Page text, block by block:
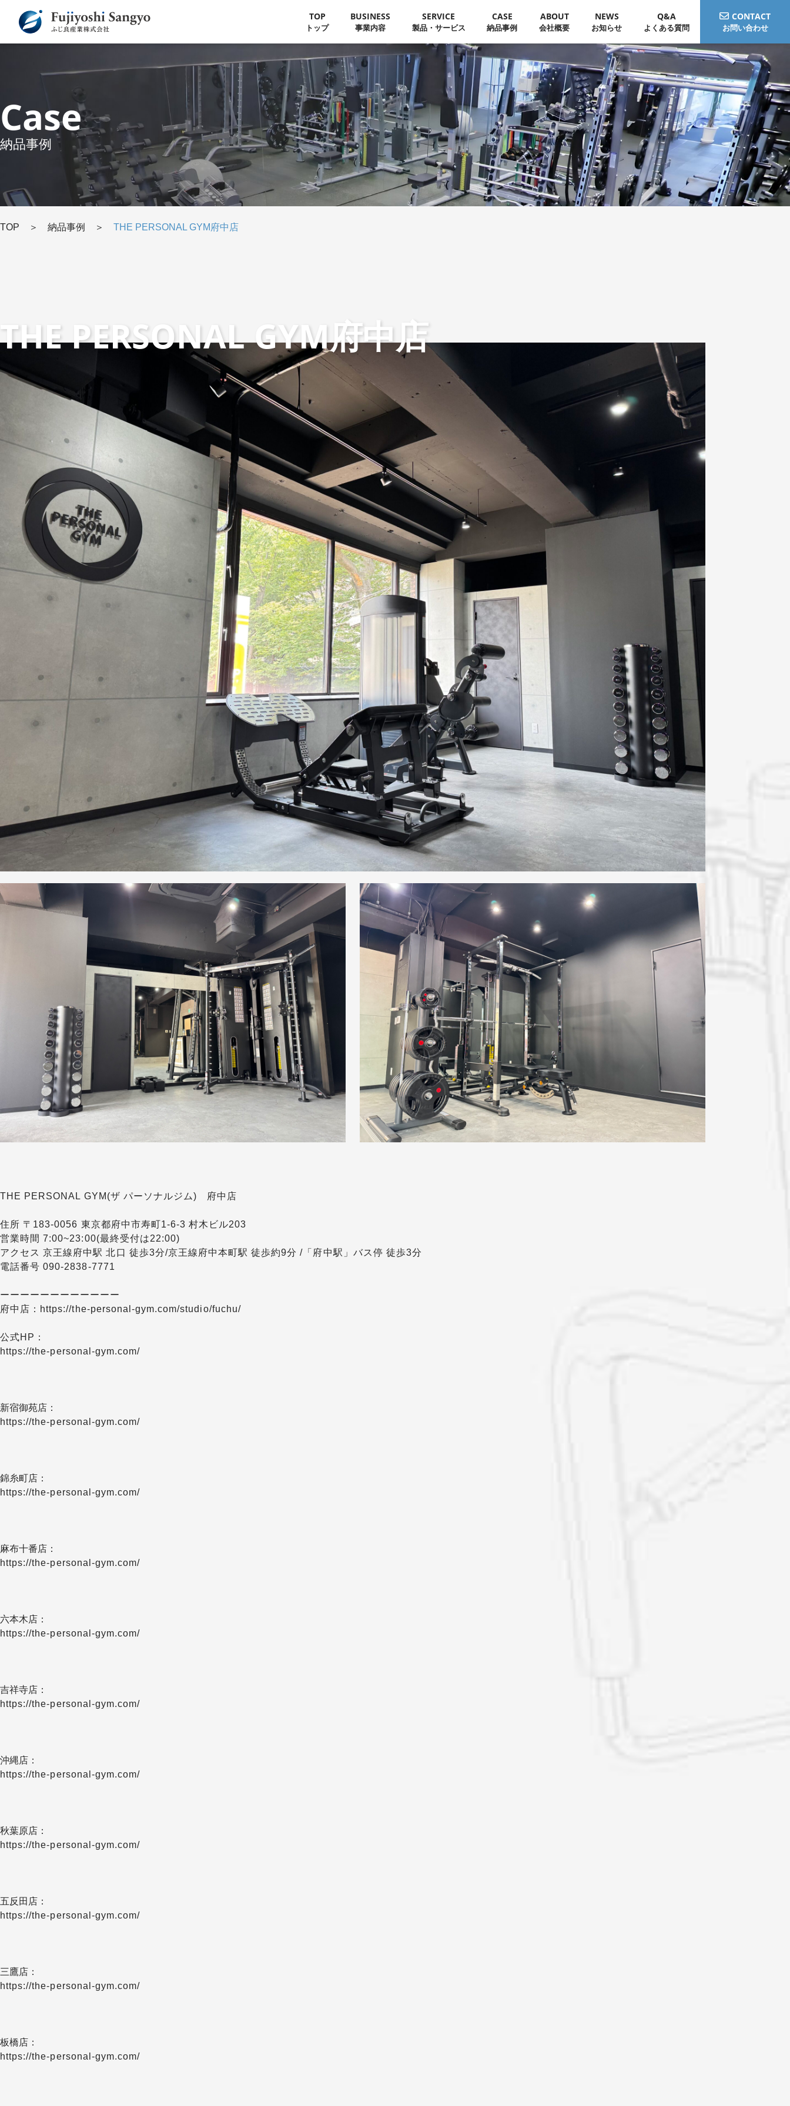
TOP
トップ
BUSINESS
事業内容
SERVICE
製品・サービス
CASE
納品事例
ABOUT
会社概要
NEWS
お知らせ
Q&A
よくある質問
CONTACT
お問い合わせ
Case
納品事例
TOP ＞ 納品事例 ＞ THE PERSONAL GYM府中店
THE PERSONAL GYM府中店
THE PERSONAL GYM(ザ パーソナルジム) 府中店
住所 〒183-0056 東京都府中市寿町1-6-3 村木ビル203
営業時間 7:00~23:00(最終受付は22:00)
アクセス 京王線府中駅 北口 徒歩3分/京王線府中本町駅 徒歩約9分 /「府中駅」バス停 徒歩3分
電話番号 090-2838-7771
ーーーーーーーーーーーー
府中店： https://the-personal-gym.com/studio/fuchu/
公式HP：
https://the-personal-gym.com/
新宿御苑店：
https://the-personal-gym.com/
錦糸町店：
https://the-personal-gym.com/
麻布十番店：
https://the-personal-gym.com/
六本木店：
https://the-personal-gym.com/
吉祥寺店：
https://the-personal-gym.com/
沖縄店：
https://the-personal-gym.com/
秋葉原店：
https://the-personal-gym.com/
五反田店：
https://the-personal-gym.com/
三鷹店：
https://the-personal-gym.com/
板橋店：
https://the-personal-gym.com/